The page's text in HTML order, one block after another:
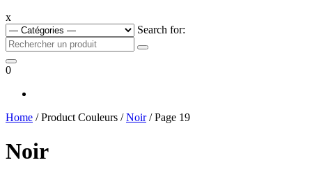
x
Search for:
0
Home / Product Couleurs /Noir/ Page 19
Noir